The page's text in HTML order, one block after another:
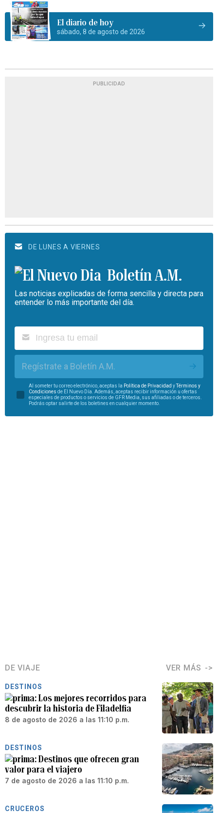
El diario de hoy
sábado, 8 de agosto de 2026
PUBLICIDAD
DE LUNES A VIERNES
Boletín A.M.
Las noticias explicadas de forma sencilla y directa para
entender lo más importante del día.
Regístrate a Boletín A.M.
Al someter tu correo electrónico, aceptas la Política de Privacidad yTérminos y
Condiciones de El Nuevo Día. Además, aceptas recibir información u ofertas
especiales de productos o servicios de GFR Media, sus afiliadas o de terceros.
Podrás optar salirte de los boletines en cualquier momento.
DE VIAJE VER MÁS
DESTINOS
Los mejores recorridos para
descubrir la historia de Filadelfia
8 de agosto de 2026 a las 11:10 p.m.
DESTINOS
Destinos que ofrecen gran
valor para el viajero
7 de agosto de 2026 a las 11:10 p.m.
CRUCEROS